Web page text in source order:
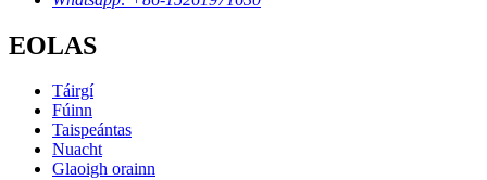
EOLAS
Táirgí
Fúinn
Taispeántas
Nuacht
Glaoigh orainn